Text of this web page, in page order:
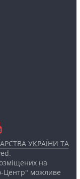
УКРАЇНИ ТА
на
Центр" можливе